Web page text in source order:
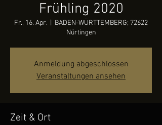
Frühling 2020
Fr., 16. Apr.
BADEN-WÜRTTEMBERG; 72622
Nürtingen
Anmeldung abgeschlossen
Veranstaltungen ansehen
Zeit & Ort